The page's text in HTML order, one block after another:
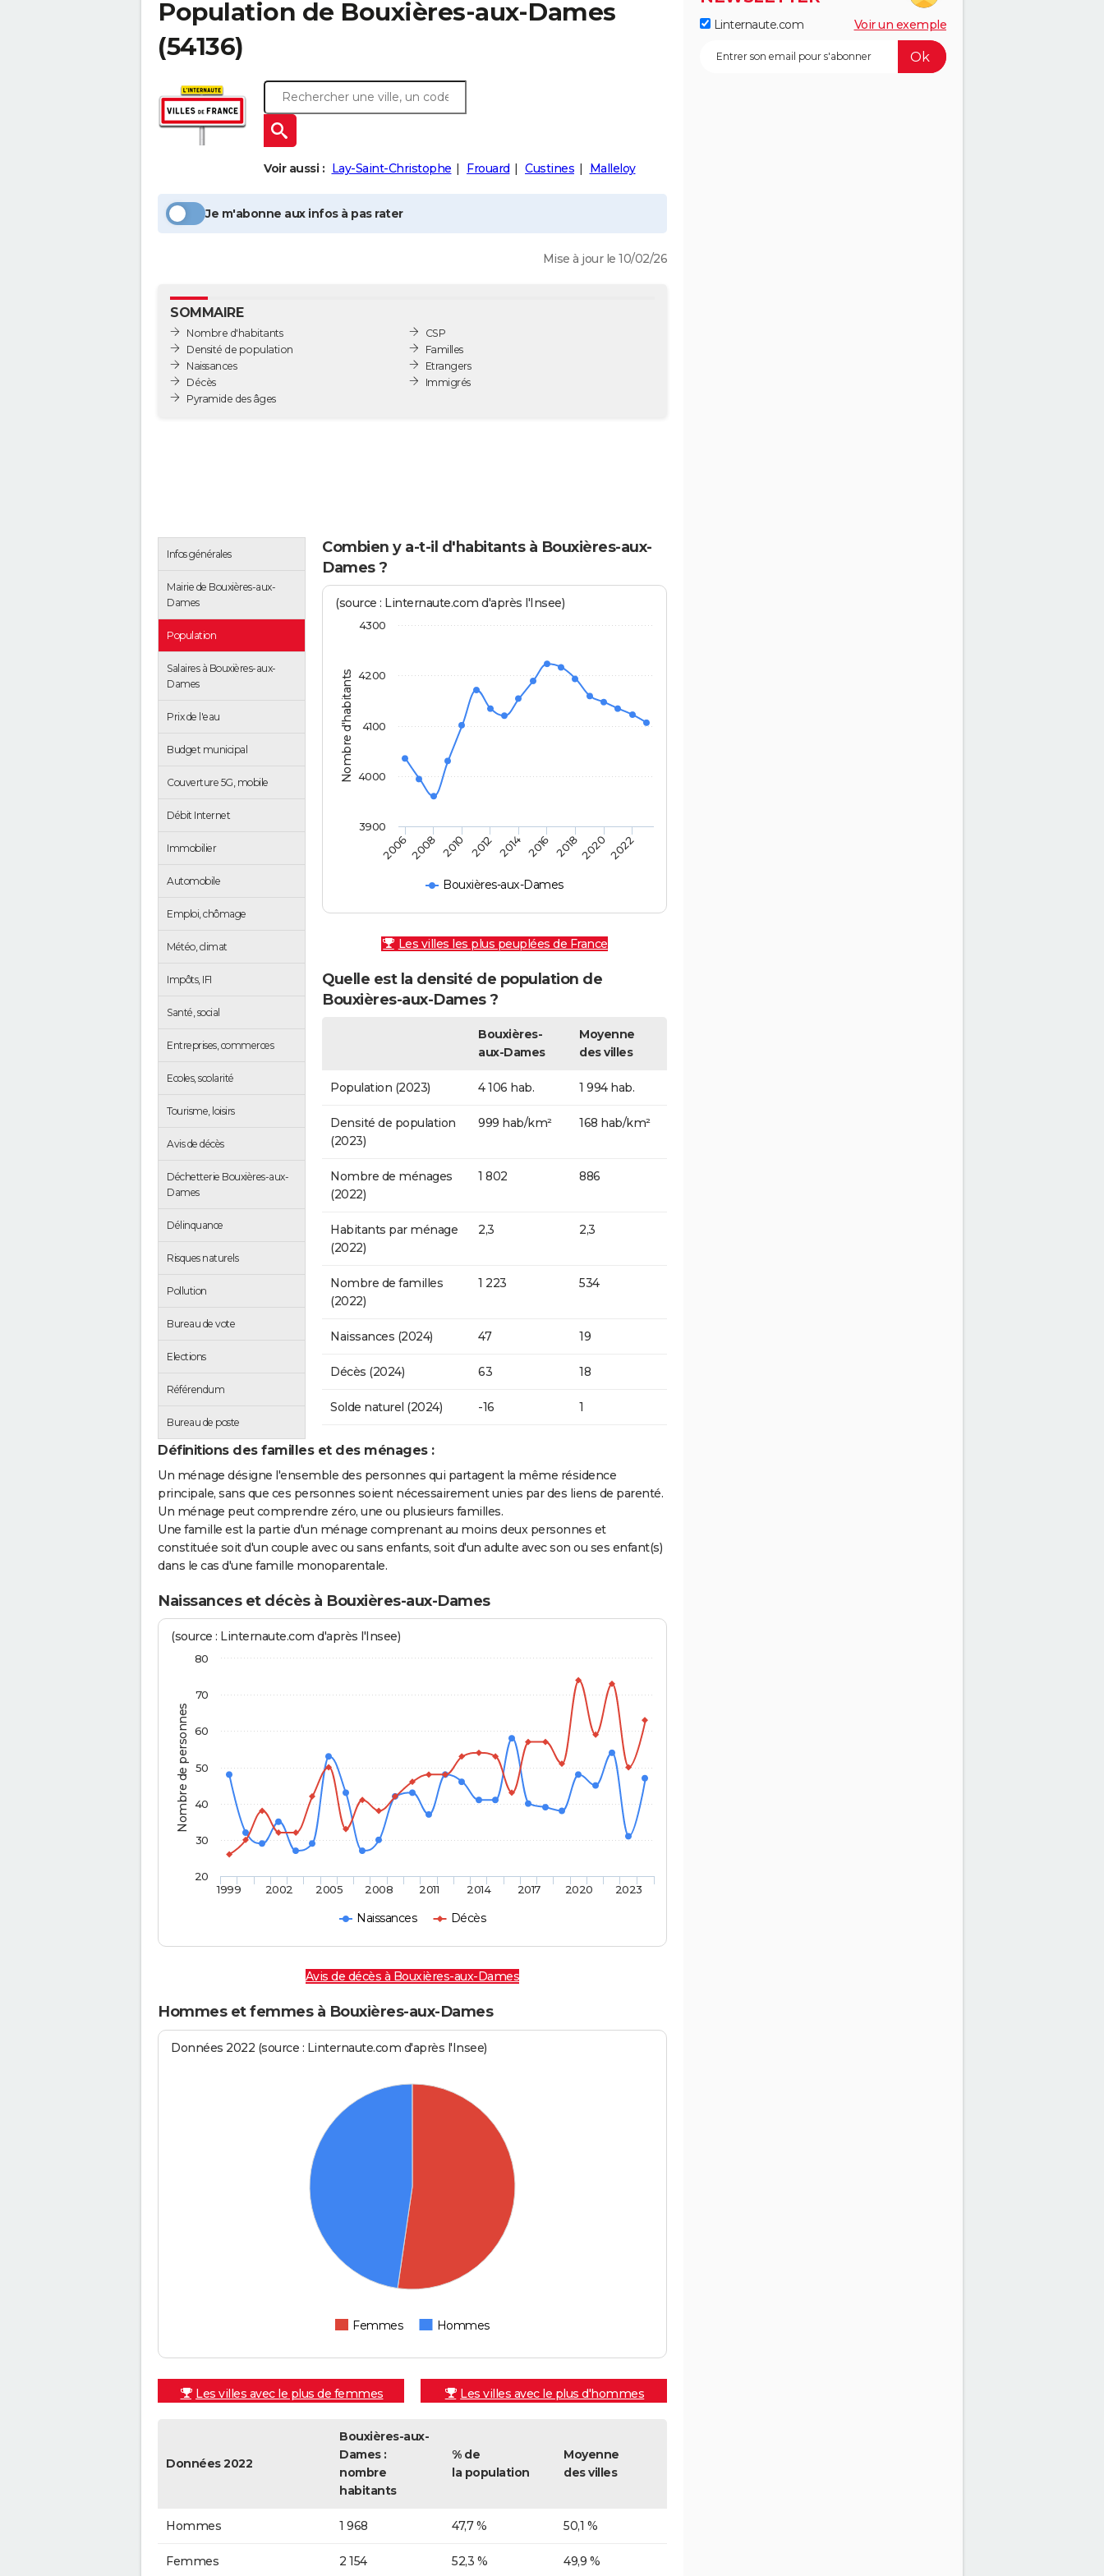
Population de Bouxières-aux-Dames
(54136)
Voir aussi : Lay-Saint-Christophe Frouard Custines Malleloy
Je m'abonne aux infos à pas rater
Mise à jour le 10/02/26
SOMMAIRE
Nombre d'habitants
Densité de population
Naissances
Décès
Pyramide des âges
CSP
Familles
Etrangers
Immigrés
Infos générales
Mairie de Bouxières-aux-
Dames
Population
Salaires à Bouxières-aux-
Dames
Prix de l'eau
Budget municipal
Couverture 5G, mobile
Débit Internet
Immobilier
Automobile
Emploi, chômage
Météo, climat
Impôts, IFI
Santé, social
Entreprises, commerces
Ecoles, scolarité
Tourisme, loisirs
Avis de décès
Déchetterie Bouxières-aux-
Dames
Délinquance
Risques naturels
Pollution
Bureau de vote
Elections
Référendum
Bureau de poste
Combien y a-t-il d'habitants à Bouxières-aux-
Dames ?
Nombre d'habitants
(source : Linternaute.com d'après l'Insee)
Bouxières-aux-Dames
20062008 2010 2012 2014 2016 201820202022
3900
4000
4100
4200
4300
Les villes les plus peuplées de France
Quelle est la densité de population de
Bouxières-aux-Dames ?
Bouxières-
aux-Dames
Moyenne
des villes
Population (2023) 4 106 hab. 1 994 hab.
Densité de population
(2023)
999 hab/km² 168 hab/km²
Nombre de ménages
(2022)
1 802 886
Habitants par ménage
(2022)
2,3 2,3
Nombre de familles
(2022)
1 223 534
Naissances (2024) 47 19
Décès (2024) 63 18
Solde naturel (2024) -16 1
Définitions des familles et des ménages :
Un ménage désigne l'ensemble des personnes qui partagent la même résidence
principale, sans que ces personnes soient nécessairement unies par des liens de parenté.
Un ménage peut comprendre zéro, une ou plusieurs familles.
Une famille est la partie d'un ménage comprenant au moins deux personnes et
constituée soit d'un couple avec ou sans enfants, soit d'un adulte avec son ou ses enfant(s)
dans le cas d'une famille monoparentale.
Naissances et décès à Bouxières-aux-Dames
Nombre de personnes
(source : Linternaute.com d'après l'Insee)
Naissances Décès
1999 2002 2005 2008 2011 2014 2017 2020 2023
20
30
40
50
60
70
80
Avis de décès à Bouxières-aux-Dames
Hommes et femmes à Bouxières-aux-Dames
Données 2022 (source : Linternaute.com d'après l'Insee)
Femmes Hommes
Les villes avec le plus de femmes Les villes avec le plus d'hommes
Données 2022
Bouxières-aux-
Dames :
nombre
habitants
% de
la population
Moyenne
des villes
Hommes 1 968 47,7 % 50,1 %
Femmes 2 154 52,3 % 49,9 %
Linternaute.com Voir un exemple